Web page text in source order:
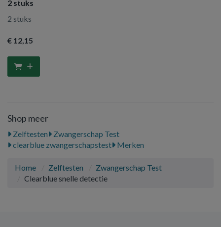
2 stuks
2 stuks
€ 12,15
Shop meer
Zelftesten
Zwangerschap Test
clearblue zwangerschapstest
Merken
Home Zelftesten
Zwangerschap Test
Clearblue snelle detectie